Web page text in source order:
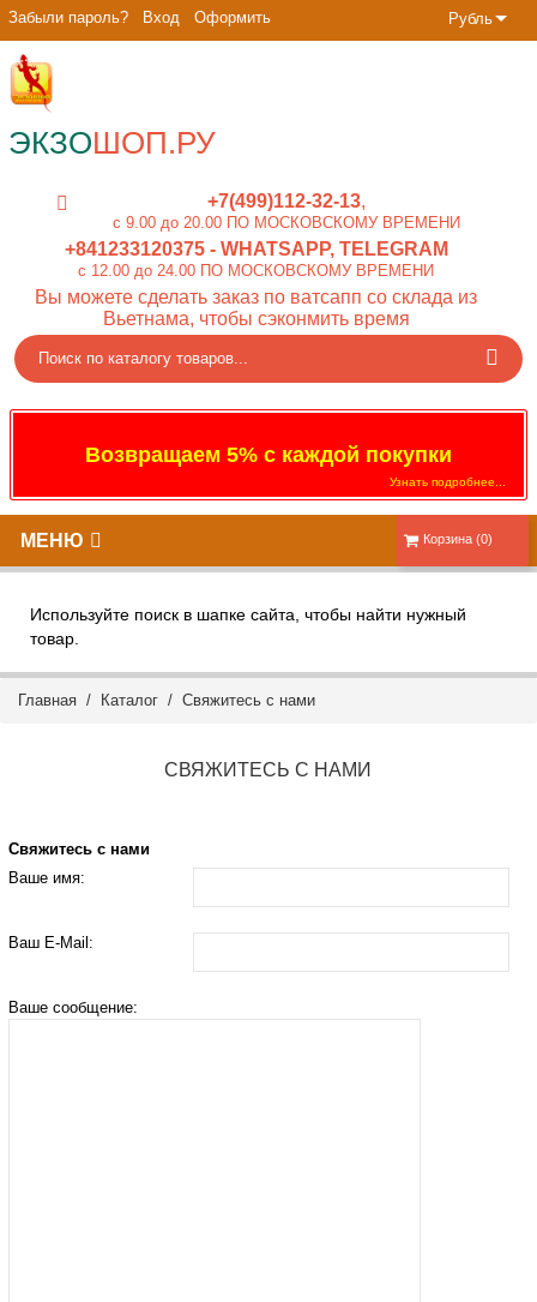
Рубль
Забыли пароль? Вход Оформить
ЭКЗОШОП.РУ
+7(499)112-32-13
c 9.00 до 20.00 ПО МОСКОВСКОМУ ВРЕМЕНИ
+841233120375- WHATSAPP, TELEGRAM
c 12.00 до 24.00 ПО МОСКОВСКОМУ ВРЕМЕНИ
Вы можете сделать заказ по ватсапп со склада из
Вьетнама, чтобы сэконмить время
Возвращаем 5% с каждой покупки
Узнать подробнее...
Корзина (0)
МЕНЮ
Используйте поиск в шапке сайта, чтобы найти нужный
товар.
Главная / Каталог / Свяжитесь с нами
СВЯЖИТЕСЬ С НАМИ
Свяжитесь с нами
Ваше имя:
Ваш E-Mail:
Ваше сообщение: